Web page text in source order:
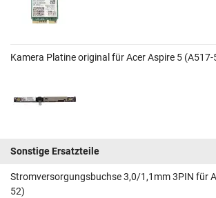
Kamera Platine original für Acer Aspire 5 (A517-
Sonstige Ersatzteile
Stromversorgungsbuchse 3,0/1,1mm 3PIN für
52)